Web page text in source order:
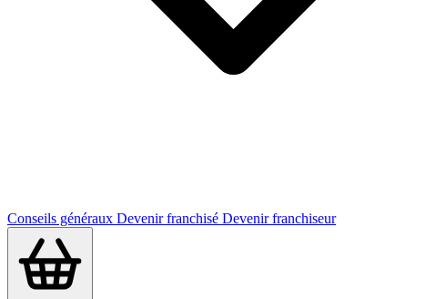
Conseils généraux Devenir franchisé Devenir franchiseur